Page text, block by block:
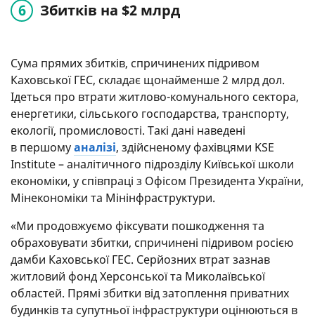
Збитків на $2 млрд
Сума прямих збитків, спричинених підривом
Каховської ГЕС, складає щонайменше 2 млрд дол.
Ідеться про втрати житлово-комунального сектора,
енергетики, сільського господарства, транспорту,
екології, промисловості. Такі дані наведені
в першомуаналізі, здійсненому фахівцями KSE
Institute – аналітичного підрозділу Київської школи
економіки, у співпраці з Офісом Президента України,
Мінекономіки та Мінінфраструктури.
«Ми продовжуємо фіксувати пошкодження та
обраховувати збитки, спричинені підривом росією
дамби Каховської ГЕС. Серйозних втрат зазнав
житловий фонд Херсонської та Миколаївської
областей. Прямі збитки від затоплення приватних
будинків та супутньої інфраструктури оцінюються в